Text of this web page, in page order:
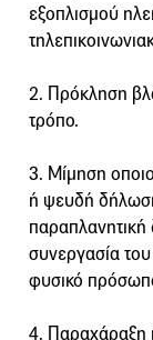
εξοπλισμού
2. Πρόκληση
τρόπο.
3. Μίμηση
ή ψευδή
συνεργασία
φυσικό
4. Παραχάραξη